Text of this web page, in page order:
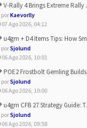
V-Rally 4 Brings Extreme Rally Racing With Challenging Track...
porKaevorlly
07 Ago 2026, 04:12
u4gm + D4 Items Tips: How Smart Players Optimize Gear, Build...
porSjolund
06 Ago 2026, 10:01
POE2 Frostbolt Gemling Builds Get Stronger With u4gm’s Ice C...
porSjolund
06 Ago 2026, 10:00
u4gm CFB 27 Strategy Guide: The Toxic Offensive Scheme Your ...
porSjolund
06 Ago 2026, 09:58